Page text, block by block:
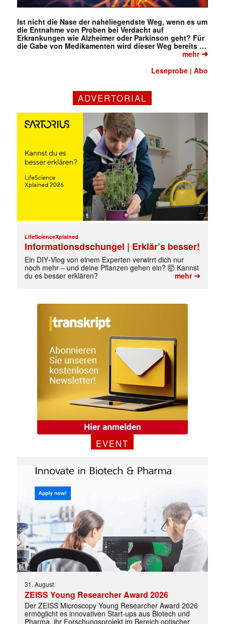
Mit dem |transkript-Newsletter
jede Woche aktuell informiert.
E-
(erforderlich)
Ist nicht die Nase der naheliegendste Weg, wenn es um
die Entnahme von Proben bei Verdacht auf
Erkrankungen wie Alzheimer oder Parkinson geht? Für
die Gabe von Medikamenten wird dieser Weg bereits …
mehr➔
Leseprobe |Abo
ADVERTORIAL
LifeScienceXplained
Informationsdschungel | Erklär’s besser!
Ein DIY‑Vlog von einem Experten verwirrt dich nur
noch mehr – und deine Pflanzen gehen ein? 🤯 Kannst
du es besser erklären?
mehr➔
EVENT
31. August
ZEISS Young Researcher Award 2026
Der ZEISS Microscopy Young Researcher Award 2026
ermöglicht es innovativen Start-ups aus Biotech und
Pharma, ihr Forschungsprojekt im Bereich optischer